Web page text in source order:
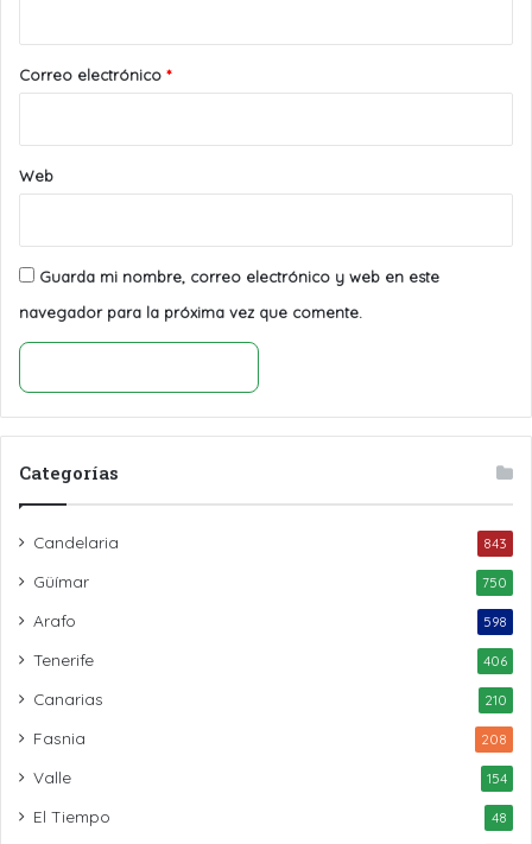
*Correo electrónico *
Web
Guarda mi nombre, correo electrónico y web en este
navegador para la próxima vez que comente.
Categorías
Candelaria 843
Güímar 750
Arafo 598
Tenerife 406
Canarias 210
Fasnia 208
Valle 154
El Tiempo 48